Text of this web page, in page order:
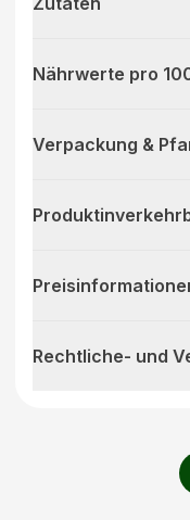
Nährwerte pro
Verpackung &
Rechtliche- und